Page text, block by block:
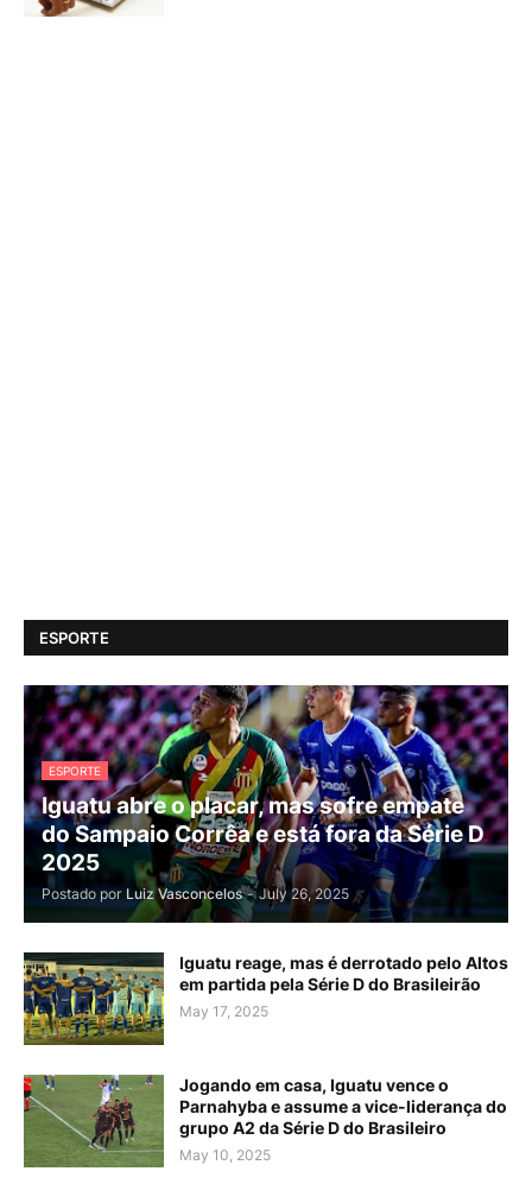
ESPORTE
ESPORTE
Iguatu abre o placar, mas sofre empate
do Sampaio Corrêa e está fora da Série D
2025
Postado por Luiz Vasconcelos - July 26, 2025
Iguatu reage, mas é derrotado pelo Altos
em partida pela Série D do Brasileirão
May 17, 2025
Jogando em casa, Iguatu vence o
Parnahyba e assume a vice-liderança do
grupo A2 da Série D do Brasileiro
May 10, 2025